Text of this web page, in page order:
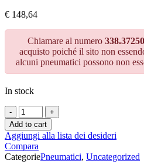
€ 148,64
Chiamare al numero
acquisto poiché il sito non
alcuni pneumatici possono non
In stock
Add to cart
Aggiungi alla lista dei desideri
Compara
CategoriePneumatici, Uncategorized